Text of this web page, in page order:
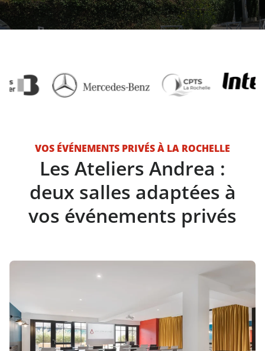
VOS ÉVÉNEMENTS PRIVÉS À LA ROCHELLE
Les Ateliers Andrea :
deux salles adaptées à
vos événements privés